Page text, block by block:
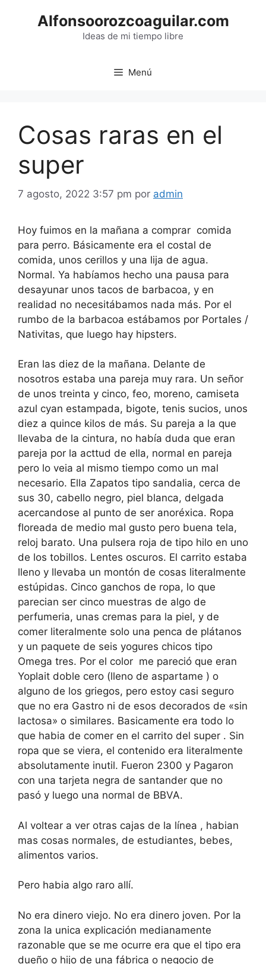
Alfonsoorozcoaguilar.com
Ideas de mi tiempo libre
Menú
Cosas raras en el
super
7 agosto, 2022 3:57 pm por admin
Hoy fuimos en la mañana a comprar comida
para perro. Básicamente era el costal de
comida, unos cerillos y una lija de agua.
Normal. Ya habíamos hecho una pausa para
desayunar unos tacos de barbacoa, y en
realidad no necesitábamos nada más. Por el
rumbo de la barbacoa estábamos por Portales /
Nativitas, que luego hay hipsters.
Eran las diez de la mañana. Delante de
nosotros estaba una pareja muy rara. Un señor
de unos treinta y cinco, feo, moreno, camiseta
azul cyan estampada, bigote, tenis sucios, unos
diez a quince kilos de más. Su pareja a la que
llevaba de la cintura, no había duda que eran
pareja por la acttud de ella, normal en pareja
pero lo veia al mismo tiempo como un mal
necesario. Ella Zapatos tipo sandalia, cerca de
sus 30, cabello negro, piel blanca, delgada
acercandose al punto de ser anoréxica. Ropa
floreada de medio mal gusto pero buena tela,
reloj barato. Una pulsera roja de tipo hilo en uno
de los tobillos. Lentes oscuros. El carrito estaba
lleno y llevaba un montón de cosas literalmente
estúpidas. Cinco ganchos de ropa, lo que
parecian ser cinco muestras de algo de
perfumeria, unas cremas para la piel, y de
comer literalmente solo una penca de plátanos
y un paquete de seis yogures chicos tipo
Omega tres. Por el color me pareció que eran
Yoplait doble cero (lleno de aspartame ) o
alguno de los griegos, pero estoy casi seguro
que no era Gastro ni de esos decorados de «sin
lactosa» o similares. Basicamente era todo lo
que habia de comer en el carrito del super . Sin
ropa que se viera, el contenido era literalmente
absolutamente inutil. Fueron 2300 y Pagaron
con una tarjeta negra de santander que no
pasó y luego una normal de BBVA.
Al voltear a ver otras cajas de la línea , habian
mas cosas normales, de estudiantes, bebes,
alimentos varios.
Pero habia algo raro allí.
No era dinero viejo. No era dinero joven. Por la
zona la unica explicación medianamente
razonable que se me ocurre era que el tipo era
dueño o hijo de una fábrica o negocio de